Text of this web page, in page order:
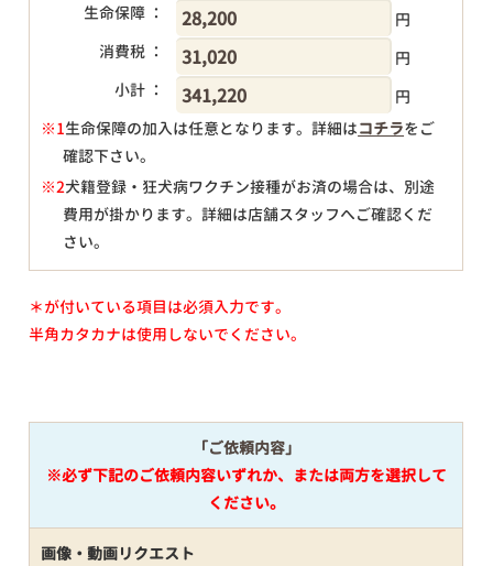
生命保障 ：
円
消費税 ：
円
小計 ：
円
※1生命保障の加入は任意となります。詳細はコチラをご
確認下さい。
※2犬籍登録・狂犬病ワクチン接種がお済の場合は、別途
費用が掛かります。詳細は店舗スタッフへご確認くだ
さい。
＊が付いている項目は必須入力です。
半角カタカナは使用しないでください。
「ご依頼内容」
※必ず下記のご依頼内容いずれか、または両方を選択して
ください。
画像・動画リクエスト